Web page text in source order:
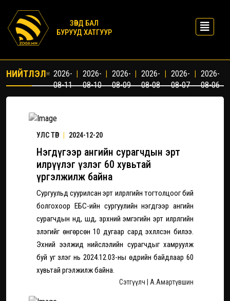
ЗӨВД БАЛ
БУРУУД ХАТГУУР
НИЙТЛЭЛ
2026-
08-11
| 2026-
08-10
| 2026-
08-09
| 2026-
08-08
| 2026-
08-07
| 2026-
08-06
УЛС ТӨР 2024-12-20
Нэгдүгээр ангийн сурагчдын эрт
илрүүлэг үзлэг 60 хувьтай
үргэлжилж байна
Сургуульд суурилсан эрт илрүүлгийн тогтолцоог бий
болгохоор ЕБС-ийн сургуулийн нэгдүгээр ангийн
сурагчдын нүд, шүд, зүрхний эмгэгийн эрт илрүүлгийн
үзлэгийг өнгөрсөн 10 дугаар сард эхлүүлсэн билээ.
Эхний ээлжид нийслэлийн сурагчдыг хамруулж
буй уг үзлэг нь 2024.12.03-ны өдрийн байдлаар 60
хувьтай үргэлжилж байна.
Сэтгүүлч | А.Амартүвшин